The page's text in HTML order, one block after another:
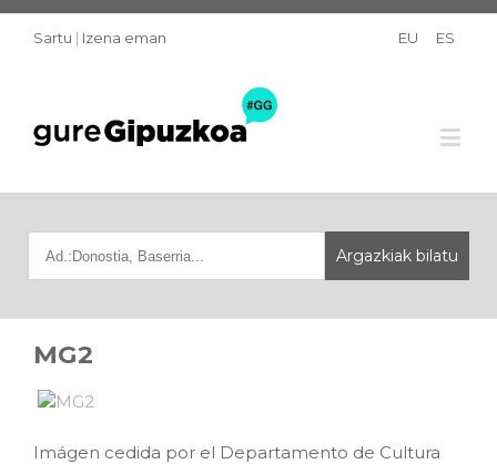
Sartu | Izena eman EU ES
MG2
Imágen cedida por el Departamento de Cultura